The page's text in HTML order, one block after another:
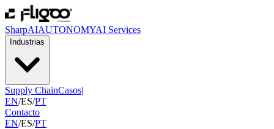
SharpAIAUTONOMYAI Services
Industrias
Supply ChainCasos|
EN/ES/PT
Contacto
EN/ES/PT